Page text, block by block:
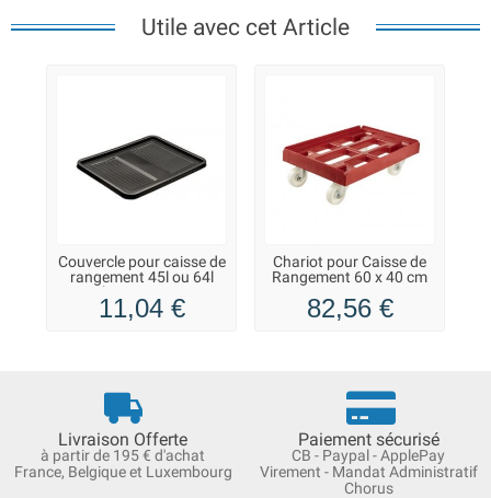
Utile avec cet Article
Couvercle pour caisse de
rangement 45l ou 64l
robert - Keeeper
11,04 €
Chariot pour Caisse de
Rangement 60 x 40 cm
82,56 €
Livraison Offerte
à partir de 195 € d'achat
France, Belgique et Luxembourg
Paiement sécurisé
CB - Paypal - ApplePay
Virement - Mandat Administratif
Chorus